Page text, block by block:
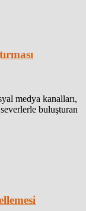
medya kanalları,
buluşturan